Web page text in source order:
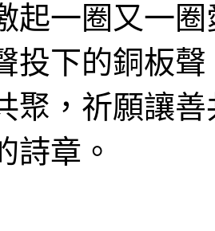
起一圈又一
投下的銅板
聚，祈願讓
詩章。